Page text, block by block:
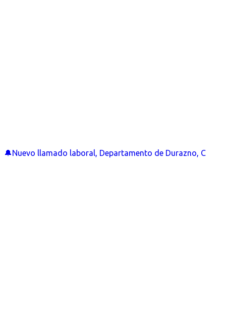
🔔Nuevo llamado laboral, Departamento de Durazno, C